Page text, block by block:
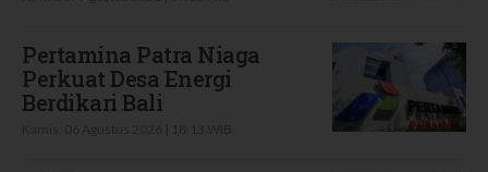
Pertamina Patra Niaga
Perkuat Desa Energi
Berdikari Bali